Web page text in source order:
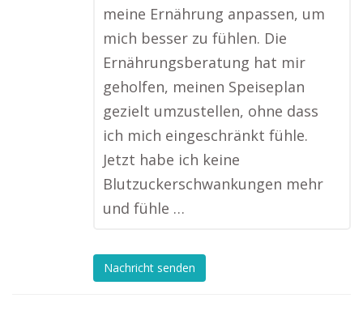
meine Ernährung anpassen, um
mich besser zu fühlen. Die
Ernährungsberatung hat mir
geholfen, meinen Speiseplan
gezielt umzustellen, ohne dass
ich mich eingeschränkt fühle.
Jetzt habe ich keine
Blutzuckerschwankungen mehr
und fühle …
Nachricht senden